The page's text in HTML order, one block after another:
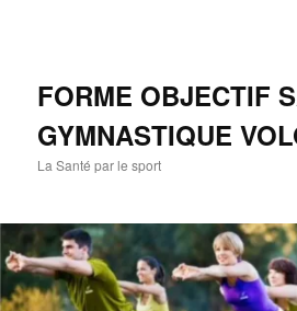
FORME OBJECTIF
GYMNASTIQUE
La Santé par le sport